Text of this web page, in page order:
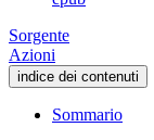
Sorgente
Azioni
indice dei contenuti
Sommario